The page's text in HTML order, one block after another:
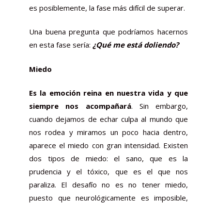
es posiblemente, la fase más difícil de superar.
Una buena pregunta que podríamos hacernos
en esta fase sería: ¿Qué me está doliendo?
Miedo
Es la emoción reina en nuestra vida y que
siempre nos acompañará. Sin embargo,
cuando dejamos de echar culpa al mundo que
nos rodea y miramos un poco hacia dentro,
aparece el miedo con gran intensidad. Existen
dos tipos de miedo: el sano, que es la
prudencia y el tóxico, que es el que nos
paraliza. El desafío no es no tener miedo,
puesto que neurológicamente es imposible,